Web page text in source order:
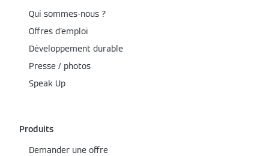
Qui sommes-nous ?
Offres d'emploi
Développement durable
Presse / photos
Speak Up
Produits
Demander une offre